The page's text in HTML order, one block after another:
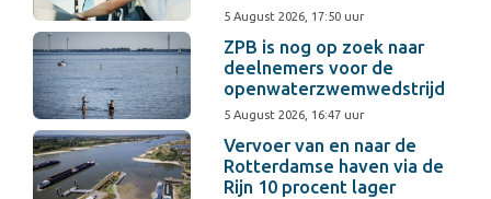
5 August 2026, 17:50 uur
ZPB is nog op zoek naar
deelnemers voor de
openwaterzwemwedstrijd
5 August 2026, 16:47 uur
Vervoer van en naar de
Rotterdamse haven via de
Rijn 10 procent lager